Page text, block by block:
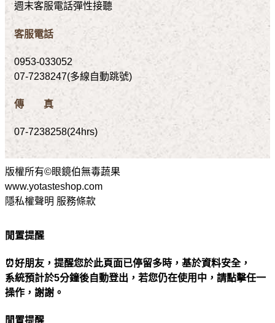
週末客服電話彈性接聽
客服電話
0953-033052
07-7238247(多線自動跳號)
傳 真
07-7238258(24hrs)
版權所有©眼鏡伯無毒蔬果
www.yotasteshop.com
隱私權聲明 服務條款
閒置提醒
⏰好朋友，提醒您於此頁面已停留多時，基於資料安全，
系統預計於5分鐘後自動登出，若您仍在使用中，請點擊任一
操作，謝謝。
閒置提醒